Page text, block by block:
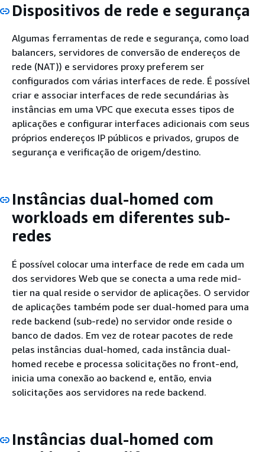
Dispositivos de rede e segurança
Algumas ferramentas de rede e segurança, como load
balancers, servidores de conversão de endereços de
rede (NAT)) e servidores proxy preferem ser
configurados com várias interfaces de rede. É possível
criar e associar interfaces de rede secundárias às
instâncias em uma VPC que executa esses tipos de
aplicações e configurar interfaces adicionais com seus
próprios endereços IP públicos e privados, grupos de
segurança e verificação de origem/destino.
Instâncias dual-homed com
workloads em diferentes sub-
redes
É possível colocar uma interface de rede em cada um
dos servidores Web que se conecta a uma rede mid-
tier na qual reside o servidor de aplicações. O servidor
de aplicações também pode ser dual-homed para uma
rede backend (sub-rede) no servidor onde reside o
banco de dados. Em vez de rotear pacotes de rede
pelas instâncias dual-homed, cada instância dual-
homed recebe e processa solicitações no front-end,
inicia uma conexão ao backend e, então, envia
solicitações aos servidores na rede backend.
Instâncias dual-homed com